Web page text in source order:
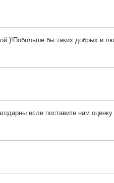
бы таких добрых и
если поставите нам оценку